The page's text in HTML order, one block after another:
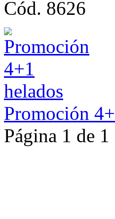
Cód. 8626
Promoción
Página 1 de 1